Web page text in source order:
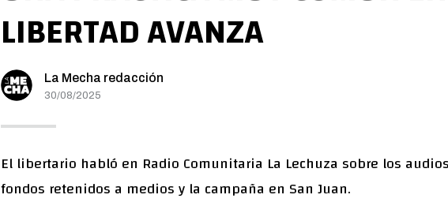
LIBERTAD AVANZA
La Mecha redacción
30/08/2025
El libertario habló en Radio Comunitaria La Lechuza sobre los
fondos retenidos a medios y la campaña en San Juan.